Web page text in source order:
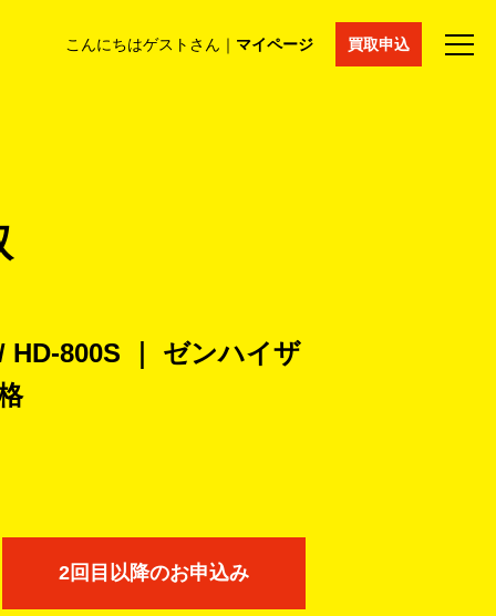
こんにちはゲストさん｜ マイページ 買取申込
コラム マイページ 採用情報 通販サイト
800S ｜ ゼンハイザ
2回目以降のお申込み